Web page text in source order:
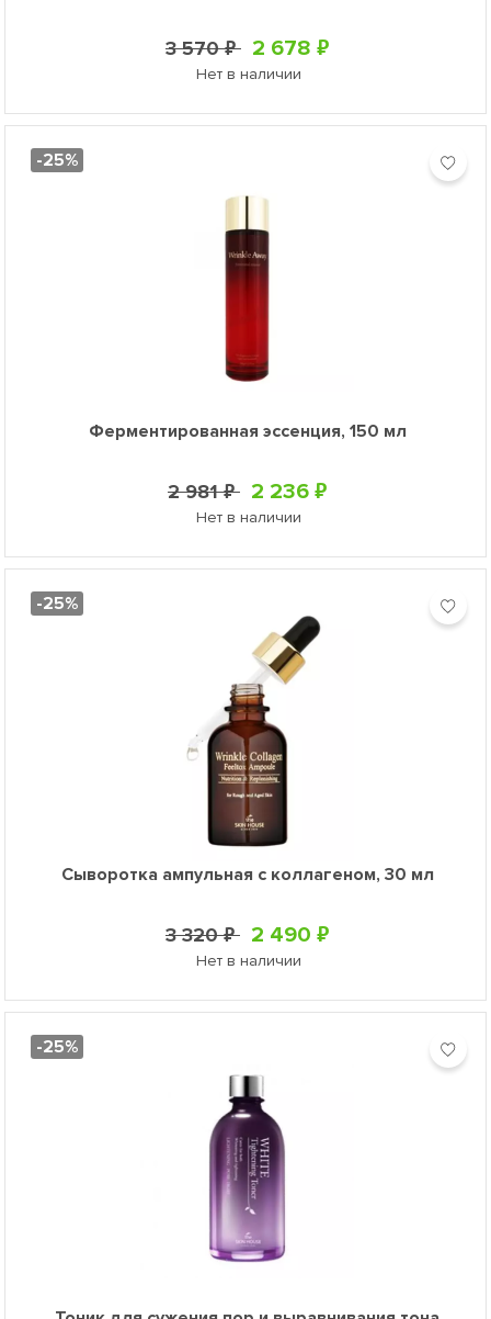
3 570 ₽ 2 678 ₽
Нет в наличии
-25%
Ферментированная эссенция, 150 мл
2 981 ₽ 2 236 ₽
Нет в наличии
-25%
Сыворотка ампульная с коллагеном, 30 мл
3 320 ₽ 2 490 ₽
Нет в наличии
-25%